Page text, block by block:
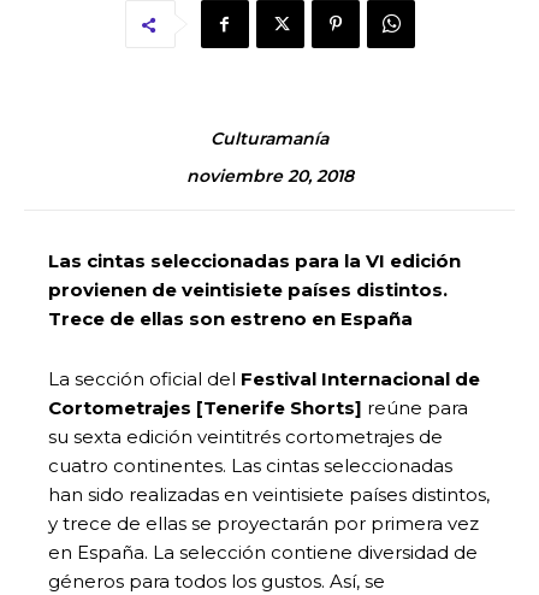
Culturamanía
noviembre 20, 2018
Las cintas seleccionadas para la VI edición
provienen de veintisiete países distintos.
Trece de ellas son estreno en España
La sección oficial del Festival Internacional de
Cortometrajes [Tenerife Shorts] reúne para
su sexta edición veintitrés cortometrajes de
cuatro continentes. Las cintas seleccionadas
han sido realizadas en veintisiete países distintos,
y trece de ellas se proyectarán por primera vez
en España. La selección contiene diversidad de
géneros para todos los gustos. Así, se